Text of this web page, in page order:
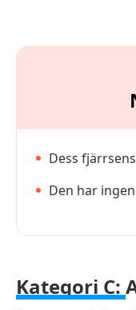
Dess
Den har
Kategori C: